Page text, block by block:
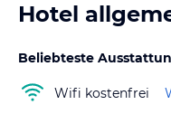
Hotel
Beliebteste
Wifi kostenfrei